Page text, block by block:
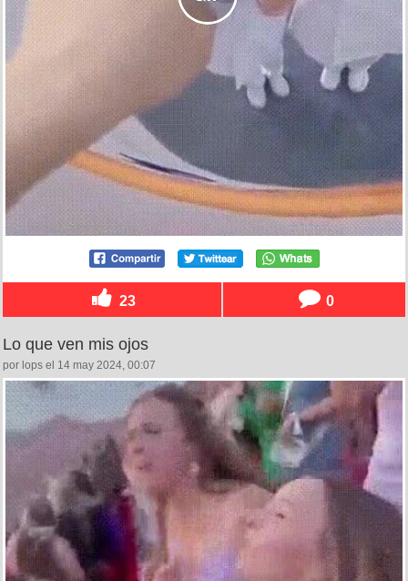
23 0
Lo que ven mis ojos
por lops el 14 may 2024, 00:07